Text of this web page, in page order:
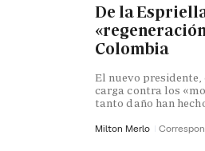
De la
Colombia
El nuevo
carga contra los
tanto daño han
Milton Merlo